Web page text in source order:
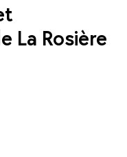
La Rosière